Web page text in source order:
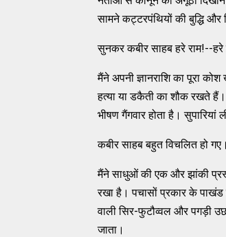
सामने कट्टरपंथियों की बुद्धि और
सुनकर कबीर साहब हरे राम!--
मैंने अपनी ज्ञानराशि का पूरा
हत्या या डकैती का शौक रखते
भीषण गैंगवार होता है।
कबीर साहब बहुत विचलित हो
मैंने साधुओं की एक और झांकी
रखा है। पचासों प्रकार के पाखंड
वाली सिर-फुटौव्वल और पगड़ी
जाता।